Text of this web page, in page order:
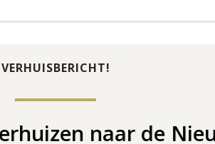
VERHUISBERICHT!
naar de Nieuwe